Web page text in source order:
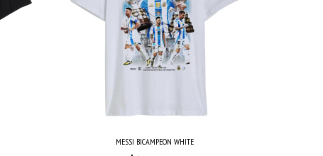
MESSI BICAMPEON WHITE